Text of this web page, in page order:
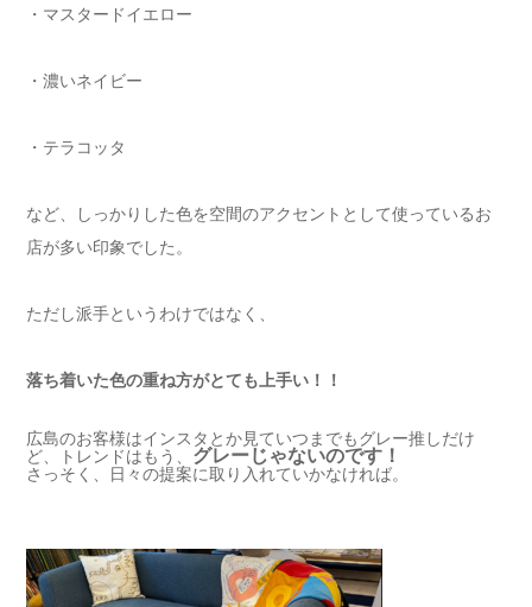
・マスタードイエロー
・濃いネイビー
・テラコッタ
など、しっかりした色を空間のアクセントとして使っているお
店が多い印象でした。
ただし派手というわけではなく、
落ち着いた色の重ね方がとても上手い！！
広島のお客様はインスタとか見ていつまでもグレー推しだけ
ど、トレンドはもう、 グレーじゃないのです！
さっそく、日々の提案に取り入れていかなければ。